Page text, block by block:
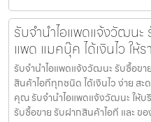
รับจำนำไอแพดแจ้งวัฒนะ
แพด แมคบุ๊ค ได้เงินไว ให้
รับจำนำไอแพดแจ้งวัฒนะ รับซื้อขา
สินค้าไอทีทุกชนิด ได้เงินไว ง่าย สะ
คุณ รับจำนำไอแพดแจ้งวัฒนะ ให้บ
รับซื้อขาย รับฝากสินค้าไอที และ ข